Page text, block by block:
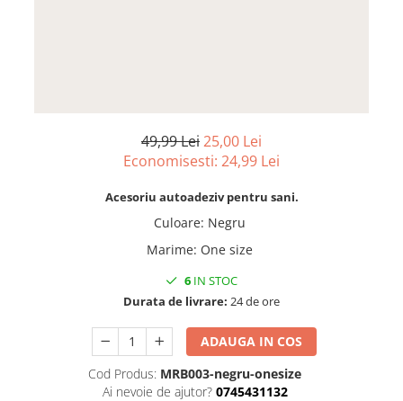
49,99 Lei25,00 Lei
Economisesti: 24,99 Lei
Acesoriu autoadeziv pentru sani.
Culoare: Negru
Marime: One size
6 IN STOC
Durata de livrare: 24 de ore
ADAUGA IN COS
Cod Produs: MRB003-negru-onesize
Ai nevoie de ajutor? 0745431132